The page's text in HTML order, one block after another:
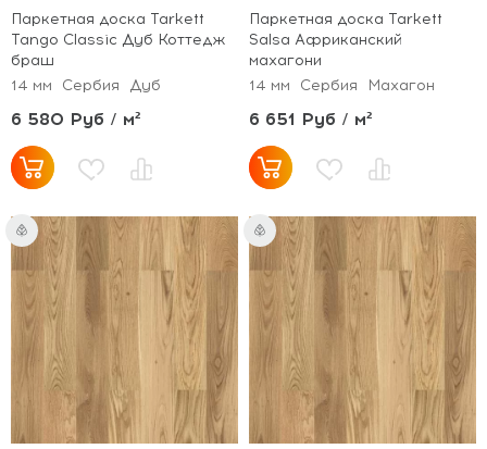
Паркетная доска Tarkett
Tango Classic Дуб Коттедж
браш
14 мм
Сербия Дуб
6 580 Руб / м²
Паркетная доска Tarkett
Salsa Африканский
махагони
14 мм
Сербия Махагон
6 651 Руб / м²